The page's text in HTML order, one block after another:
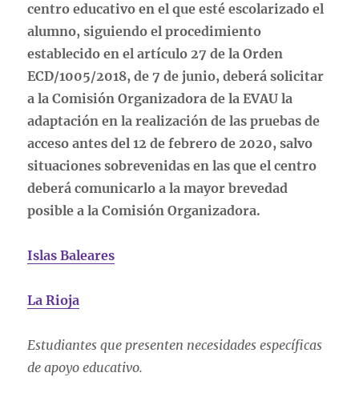
centro educativo en el que esté escolarizado el
alumno, siguiendo el procedimiento
establecido en el artículo 27 de la Orden
ECD/1005/2018, de 7 de junio, deberá solicitar
a la Comisión Organizadora de la EVAU la
adaptación en la realización de las pruebas de
acceso antes del 12 de febrero de 2020, salvo
situaciones sobrevenidas en las que el centro
deberá comunicarlo a la mayor brevedad
posible a la Comisión Organizadora.
Islas Baleares
La Rioja
Estudiantes que presenten necesidades específicas
de apoyo educativo.